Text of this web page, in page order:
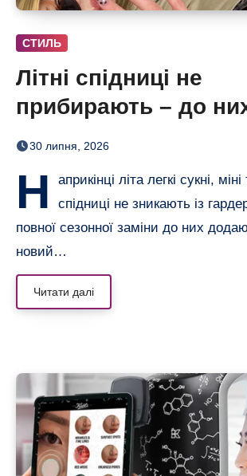
СТИЛЬ
Літні спідниці не
прибирають – до
додають кольорові
30 липня, 2026
Н
априкінці літа легкі сукні,
спідниці не зникають із
повної сезонної заміни до них
новий…
Читати далі